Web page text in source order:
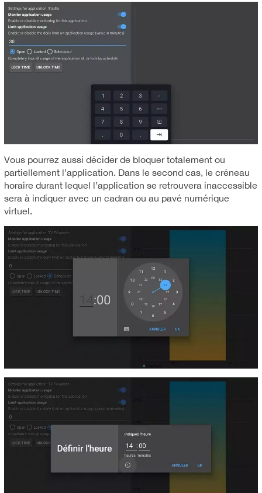
Vous pourrez aussi décider de bloquer totalement ou
partiellement l’application. Dans le second cas, le créneau
horaire durant lequel l’application se retrouvera inaccessible
sera à indiquer avec un cadran ou au pavé numérique
virtuel.